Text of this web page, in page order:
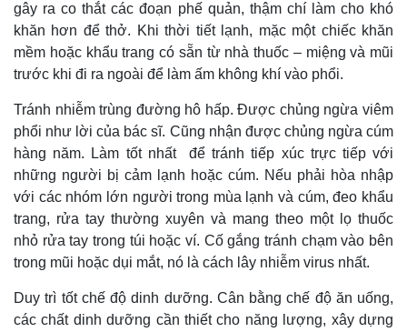
gây ra co thắt các đoạn phế quản, thậm chí làm cho khó
khăn hơn để thở. Khi thời tiết lạnh, mặc một chiếc khăn
mềm hoặc khẩu trang có sẵn từ nhà thuốc – miệng và mũi
trước khi đi ra ngoài để làm ấm không khí vào phổi.
Tránh nhiễm trùng đường hô hấp. Được chủng ngừa viêm
phổi như lời của bác sĩ. Cũng nhận được chủng ngừa cúm
hàng năm. Làm tốt nhất để tránh tiếp xúc trực tiếp với
những người bị cảm lạnh hoặc cúm. Nếu phải hòa nhập
với các nhóm lớn người trong mùa lạnh và cúm, đeo khẩu
trang, rửa tay thường xuyên và mang theo một lọ thuốc
nhỏ rửa tay trong túi hoặc ví. Cố gắng tránh chạm vào bên
trong mũi hoặc dụi mắt, nó là cách lây nhiễm virus nhất.
Duy trì tốt chế độ dinh dưỡng. Cân bằng chế độ ăn uống,
các chất dinh dưỡng cần thiết cho năng lượng, xây dựng